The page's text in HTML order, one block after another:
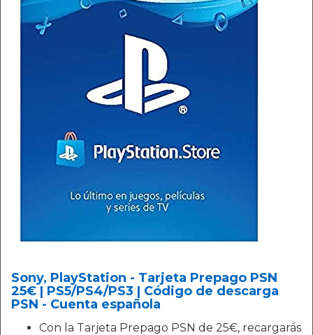
Sony, PlayStation - Tarjeta Prepago PSN
25€ | PS5/PS4/PS3 | Código de descarga
PSN - Cuenta española
Con la Tarjeta Prepago PSN de 25€, recargarás